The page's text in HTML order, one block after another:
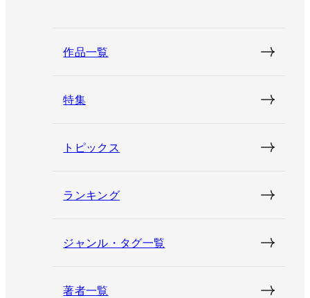
作品一覧
特集
トピックス
ランキング
ジャンル・タグ一覧
著者一覧